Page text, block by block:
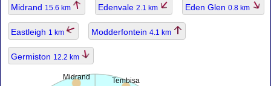
Midrand 15.6 km Edenvale 2.1 km Eden Glen 0.8 km
Eastleigh 1 km Modderfontein 4.1 km
Germiston 12.2 km
Tembisa
Midrand